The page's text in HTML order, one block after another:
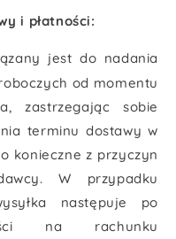
i płatności:
jest do nadania
od momentu
zastrzegając sobie
terminu dostawy w
konieczne z przyczyn
W przypadku
następuje po
na rachunku